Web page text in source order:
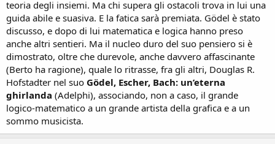
teoria degli insiemi. Ma chi supera gli ostacoli trova in lui una
guida abile e suasiva. E la fatica sarà premiata. Gödel è stato
discusso, e dopo di lui matematica e logica hanno preso
anche altri sentieri. Ma il nucleo duro del suo pensiero si è
dimostrato, oltre che durevole, anche davvero affascinante
(Berto ha ragione), quale lo ritrasse, fra gli altri, Douglas R.
Hofstadter nel suo Gödel, Escher, Bach: un’eterna
ghirlanda (Adelphi), associando, non a caso, il grande
logico-matematico a un grande artista della grafica e a un
sommo musicista.